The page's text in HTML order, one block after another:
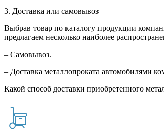
3. Доставка или самовывоз
Выбрав товар по каталогу продукции
предлагаем несколько наиболее
– Самовывоз.
– Доставка металлопроката автомобилями
Какой способ доставки приобретенного